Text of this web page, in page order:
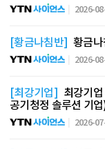
2026-
[황금나침반] 황금
2026-
[최강기업] 최강기
공기청정 솔루션 기
2026-